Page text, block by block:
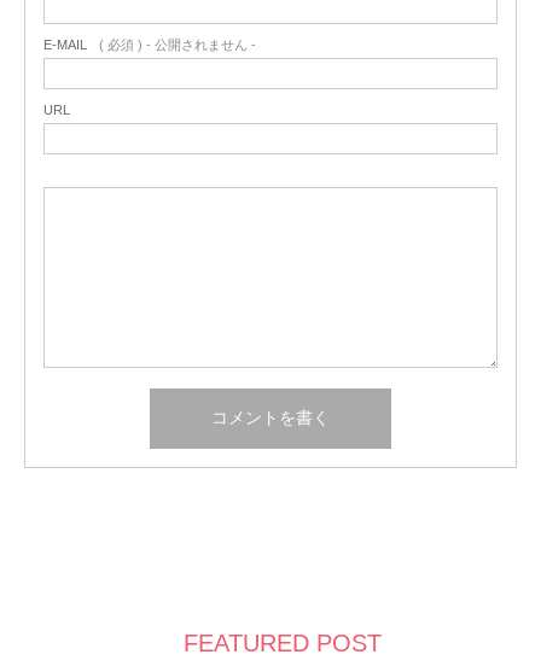
E-MAIL ( 必須 ) - 公開されません -
URL
FEATURED POST